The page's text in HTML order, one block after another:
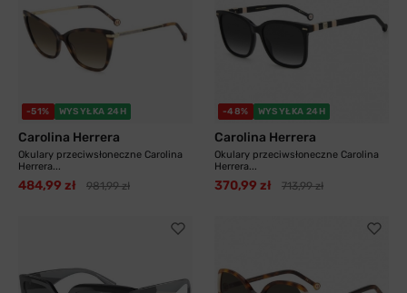
-51% WYSYŁKA 24H
Carolina Herrera
Okulary przeciwsłoneczne Carolina
Herrera...
484,99 zł 981,99 zł
-48% WYSYŁKA 24H
Carolina Herrera
Okulary przeciwsłoneczne Carolina
Herrera...
370,99 zł 713,99 zł